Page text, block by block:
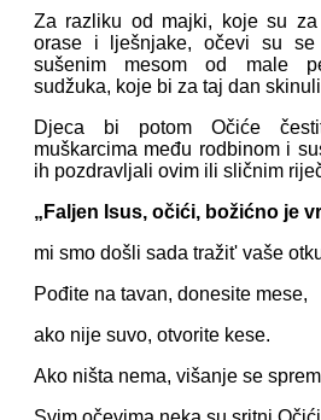
Za razliku od majki, koje su
orase i lješnjake, očevi su se
sušenim mesom od male
sudžuka, koje bi za taj dan
Djeca bi potom Očiće
muškarcima među rodbinom i
ih pozdravljali ovim ili sličnim
„Faljen Isus, očići, božićno je
mi smo došli sada tražit' vaše
Pođite na tavan, donesite mese,
ako nije suvo, otvorite kese.
Ako ništa nema, višanje se